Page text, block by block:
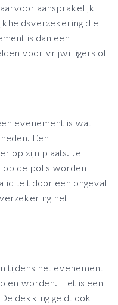
aansprakelijk
die
is dan een
voor vrijwilligers of
evenement is wat
Een
op zijn plaats. Je
de polis worden
door een ongeval
het
tijdens het evenement
worden. Het is een
dekking geldt ook